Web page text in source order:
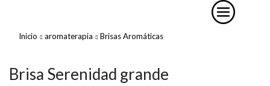
Inicio aromaterapia Brisas Aromáticas
Brisa Serenidad grande